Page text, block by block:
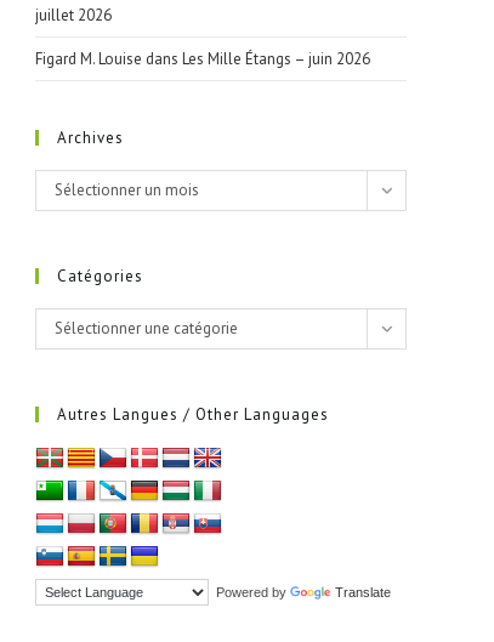
juillet 2026
Figard M. Louise dans Les Mille Étangs – juin 2026
Archives
Archives
Sélectionner un mois
Catégories
Catégories
Sélectionner une catégorie
Autres Langues / Other Languages
Powered by Translate